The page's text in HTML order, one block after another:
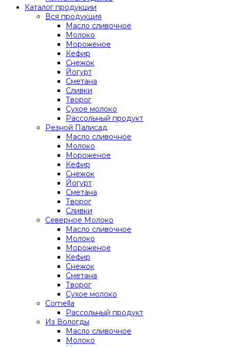
Каталог продукции
Вся продукция
Масло сливочное
Молоко
Мороженое
Кефир
Снежок
Йогурт
Сметана
Сливки
Творог
Сухое молоко
Рассольный продукт
Резной Палисад
Масло сливочное
Молоко
Мороженое
Кефир
Снежок
Йогурт
Сметана
Творог
Сливки
Северное Молоко
Масло сливочное
Молоко
Мороженое
Кефир
Снежок
Сметана
Творог
Сухое молоко
Comеlla
Рассольный продукт
Из Вологды
Масло сливочное
Молоко